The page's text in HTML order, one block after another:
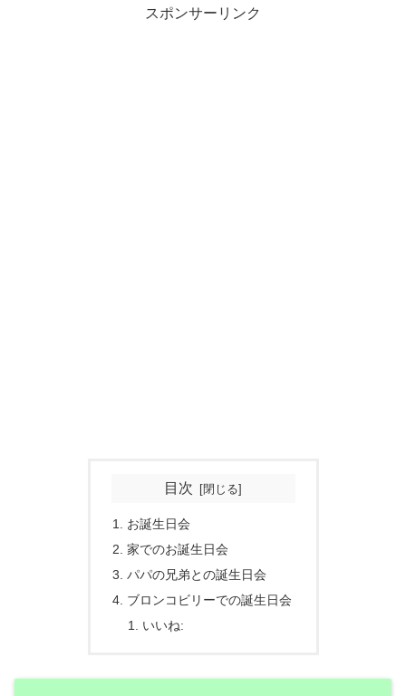
スポンサーリンク
目次
お誕生日会
家でのお誕生日会
パパの兄弟との誕生日会
ブロンコビリーでの誕生日会
いいね: